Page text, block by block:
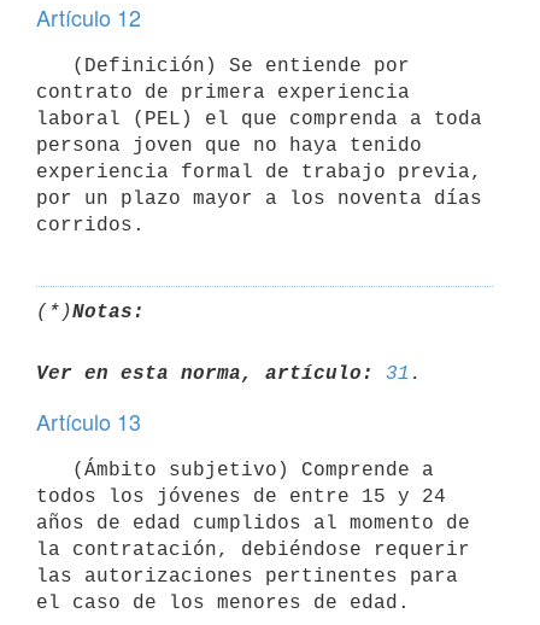
Artículo 12
contrato de primera experiencia
laboral (PEL) el que comprenda a toda
persona joven que no haya tenido
experiencia formal de trabajo previa,
por un plazo mayor a los noventa días
(*)Notas:
Ver en esta norma, artículo: 31
Artículo 13
todos los jóvenes de entre 15 y 24
años de edad cumplidos al momento de
la contratación, debiéndose requerir
las autorizaciones pertinentes para